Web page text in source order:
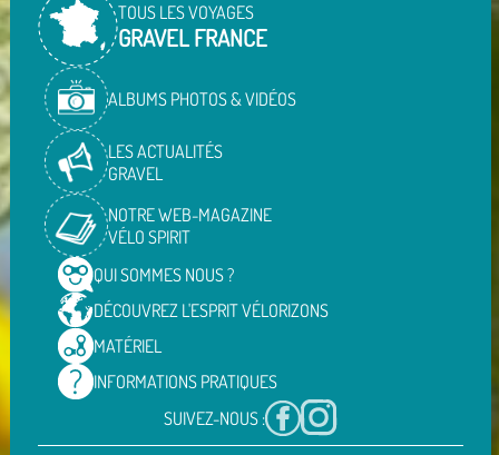
TOUS LES VOYAGES
GRAVEL FRANCE
ALBUMS PHOTOS & VIDÉOS
LES ACTUALITÉS
GRAVEL
NOTRE WEB-MAGAZINE
VÉLO SPIRIT
QUI SOMMES NOUS ?
DÉCOUVREZ L'ESPRITVÉLORIZONS
MATÉRIEL
INFORMATIONS PRATIQUES
SUIVEZ-NOUS :